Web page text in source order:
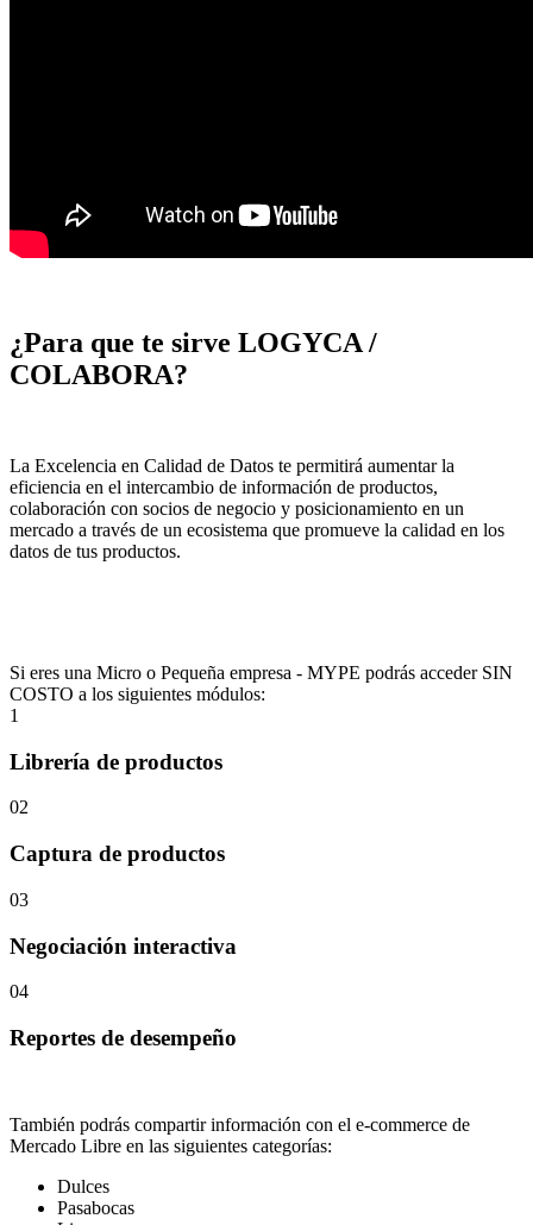
¿Para que te sirve LOGYCA /
COLABORA?
La Excelencia en Calidad de Datos te permitirá aumentar la
eficiencia en el intercambio de información de productos,
colaboración con socios de negocio y posicionamiento en un
mercado a través de un ecosistema que promueve la calidad en los
datos de tus productos.
Si eres una Micro o Pequeña empresa - MYPE podrás acceder SIN
COSTO a los siguientes módulos:
1
Librería de productos
02
Captura de productos
03
Negociación interactiva
04
Reportes de desempeño
También podrás compartir información con el e-commerce de
Mercado Libre en las siguientes categorías:
Dulces
Pasabocas